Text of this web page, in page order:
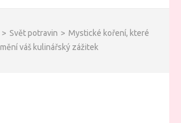
> Svět potravin > Mystické koření, které
váš kulinářský zážitek